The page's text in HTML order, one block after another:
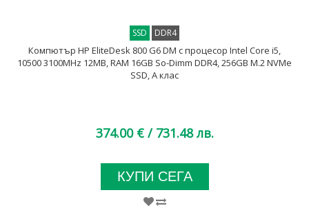
SSD DDR4
Компютър HP EliteDesk 800 G6 DM с процесор Intel Core i5,
10500 3100MHz 12MB, RAM 16GB So-Dimm DDR4, 256GB M.2 NVMe
SSD, A клас
374.00 € / 731.48 лв.
КУПИ СЕГА